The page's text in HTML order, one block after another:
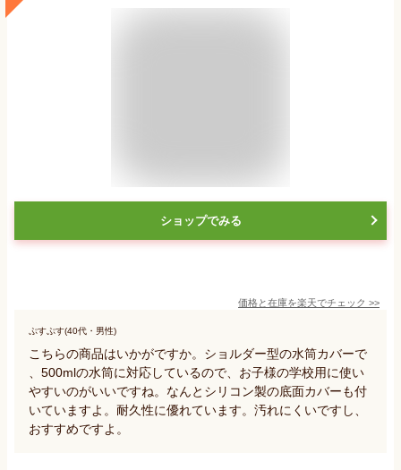
ショップでみる
価格と在庫を楽天でチェック >>
ぷすぷす(40代・男性)
こちらの商品はいかがですか。ショルダー型の水筒カバーで
、500mlの水筒に対応しているので、お子様の学校用に使い
やすいのがいいですね。なんとシリコン製の底面カバーも付
いていますよ。耐久性に優れています。汚れにくいですし、
おすすめですよ。